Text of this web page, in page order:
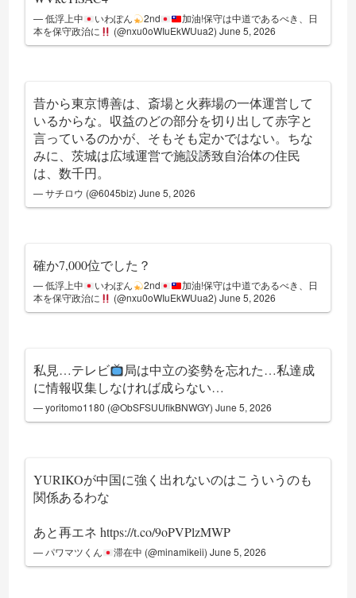
— 低浮上中 いわぽん 2nd
加油!保守は中道であるべき、日
本を保守政治に
(@nxu0oWIuEkWUua2) June 5, 2026
昔から東京博善は、斎場と火葬場の一体運営して
いるからな。収益のどの部分を切り出して赤字と
言っているのかが、そもそも定かではない。ちな
みに、茨城は広域運営で施設誘致自治体の住民
は、数千円。
— サチロウ (@6045biz)June 5, 2026
確か7,000位でした？
— 低浮上中 いわぽん 2nd
加油!保守は中道であるべき、日
本を保守政治に
(@nxu0oWIuEkWUua2) June 5, 2026
私見…テレビ
局は中立の姿勢を忘れた…私達成
に情報収集しなければ成らない…
— yoritomo1180 (@ObSFSUUfikBNWGY)June 5, 2026
YURIKOが中国に強く出れないのはこういうのも
関係あるわな
あと再エネhttps://t.co/9oPVPlzMWP
— パワマツくん 滞在中 (@minamikeii) June 5, 2026